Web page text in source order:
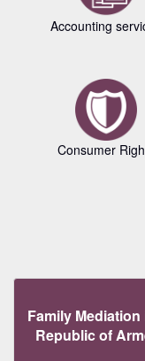
Accounting
Consumer
Family Mediation
Republic of